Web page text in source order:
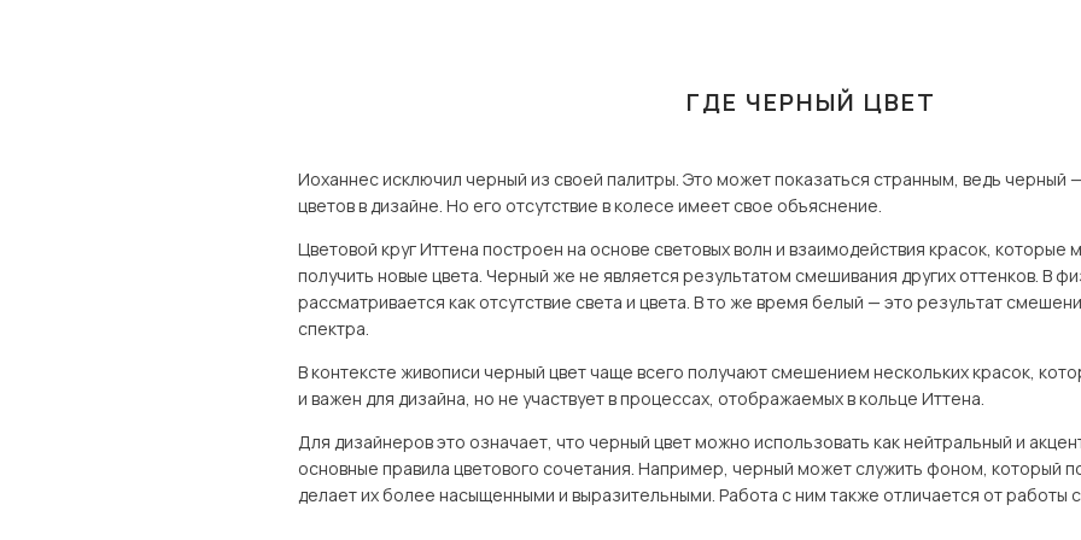
ГДЕ ЧЕРНЫЙ ЦВЕТ
Иоханнес исключил черный из своей палитры. Это может показаться странным, ведь черный
цветов в дизайне. Но его отсутствие в колесе имеет свое объяснение.
Цветовой круг Иттена построен на основе световых волн и взаимодействия красок,
получить новые цвета. Черный же не является результатом смешивания других оттенков. В
рассматривается как отсутствие света и цвета. В то же время белый — это результат
спектра.
В контексте живописи черный цвет чаще всего получают смешением нескольких красок,
и важен для дизайна, но не участвует в процессах, отображаемых в кольце Иттена.
Для дизайнеров это означает, что черный цвет можно использовать как нейтральный и
основные правила цветового сочетания. Например, черный может служить фоном, который
делает их более насыщенными и выразительными. Работа с ним также отличается от работы